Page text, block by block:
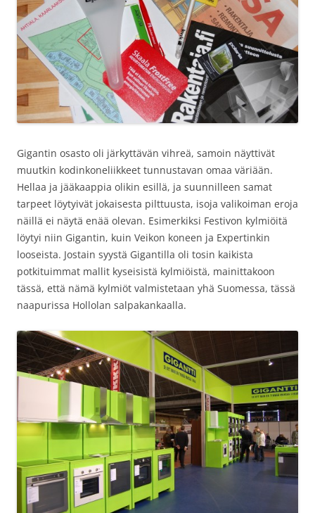
Gigantin osasto oli järkyttävän vihreä, samoin näyttivät
muutkin kodinkoneliikkeet tunnustavan omaa väriään.
Hellaa ja jääkaappia olikin esillä, ja suunnilleen samat
tarpeet löytyivät jokaisesta pilttuusta, isoja valikoiman eroja
näillä ei näytä enää olevan. Esimerkiksi Festivon kylmiöitä
löytyi niin Gigantin, kuin Veikon koneen ja Expertinkin
looseista. Jostain syystä Gigantilla oli tosin kaikista
potkituimmat mallit kyseisistä kylmiöistä, mainittakoon
tässä, että nämä kylmiöt valmistetaan yhä Suomessa, tässä
naapurissa Hollolan salpakankaalla.